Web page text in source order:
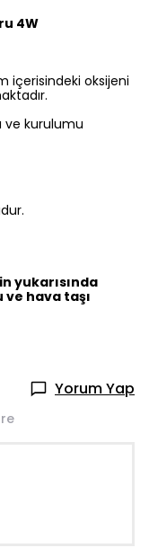
4W
içerisindeki oksijeni
ve kurulumu
yukarısında
ve hava taşı
Yorum Yap